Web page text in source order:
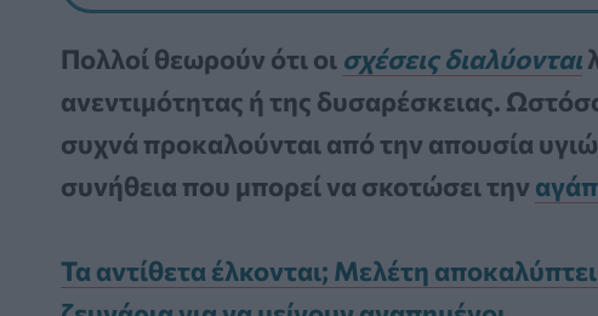
Πολλοί θεωρούν ότι οι σχέσεις διαλύονται
ανεντιμότητας ή της δυσαρέσκειας.
συχνά προκαλούνται από την απουσία
συνήθεια που μπορεί να σκοτώσει την
Τα αντίθετα έλκονται; Μελέτη αποκαλύπτει